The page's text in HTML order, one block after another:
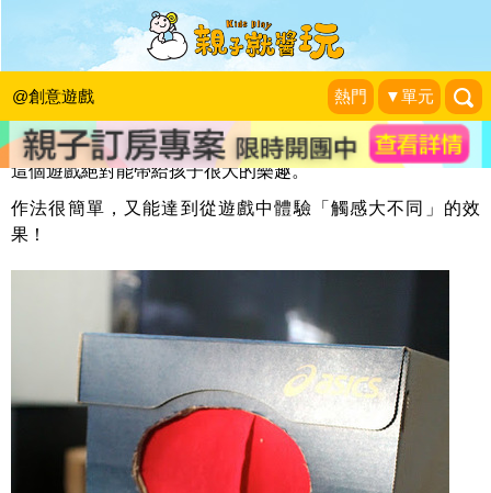
@創意遊戲 熱門 ▼單元
觸覺遊戲─神秘盒
KidsPlay編輯室
這個遊戲絕對能帶給孩子很大的樂趣。
作法很簡單，又能達到從遊戲中體驗「觸感大不同」的效
果！